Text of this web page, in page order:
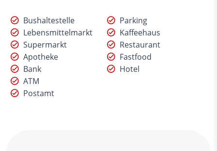
Bushaltestelle
Lebensmittelmarkt
Supermarkt
Apotheke
Bank
ATM
Postamt
Parking
Kaffeehaus
Restaurant
Fastfood
Hotel